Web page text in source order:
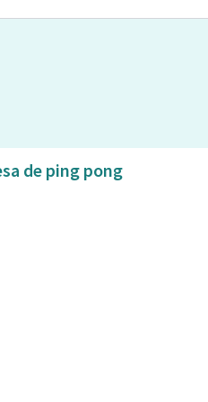
de ping pong